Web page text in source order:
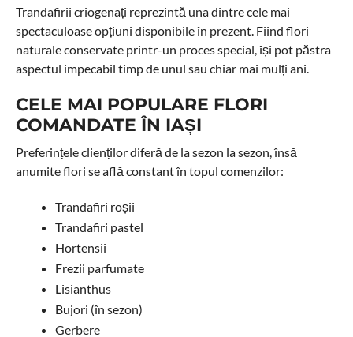
Trandafirii criogenați reprezintă una dintre cele mai
spectaculoase opțiuni disponibile în prezent. Fiind flori
naturale conservate printr-un proces special, își pot păstra
aspectul impecabil timp de unul sau chiar mai mulți ani.
CELE MAI POPULARE FLORI
COMANDATE ÎN IAȘI
Preferințele clienților diferă de la sezon la sezon, însă
anumite flori se află constant în topul comenzilor:
Trandafiri roșii
Trandafiri pastel
Hortensii
Frezii parfumate
Lisianthus
Bujori (în sezon)
Gerbere